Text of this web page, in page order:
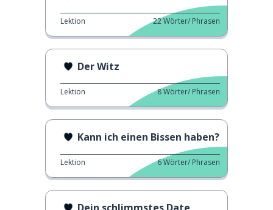
Lektion 22Wörter/ Phrasen
Der Witz
Lektion 8Wörter/ Phrasen
Kann ich einen Bissen haben?
Lektion 6Wörter/ Phrasen